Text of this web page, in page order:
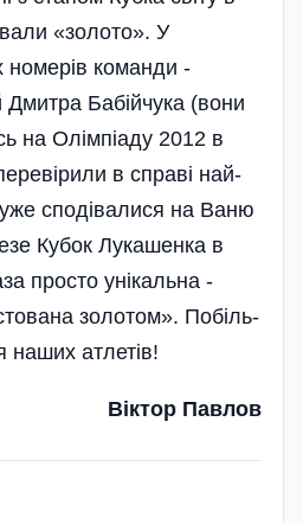
«золото». У
номерів команди -
Дмитра Бабійчука (вони
на Олімпіаду 2012 в
в справі най­
сподівалися на Ваню
Кубок Лукашенка в
просто унікальна -
золотом». Побіль­
наших атлетів!
Віктор Павлов